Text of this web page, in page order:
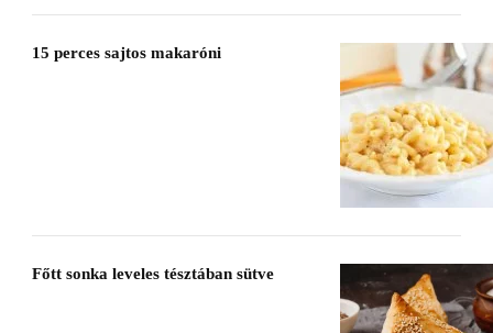
15 perces sajtos makaróni
Főtt sonka leveles tésztában sütve